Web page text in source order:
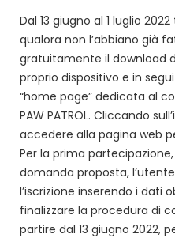
Dal 13 giugno al 1 luglio
qualora non l’abbiano già
gratuitamente il download
proprio dispositivo e in
“home page” dedicata al
PAW PATROL. Cliccando
accedere alla pagina web
Per la prima
domanda proposta,
l’iscrizione inserendo i dati
finalizzare la procedura di
partire dal 13 giugno 2022,